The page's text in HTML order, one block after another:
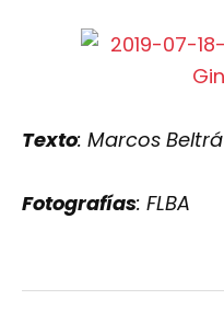
Texto: Marcos Beltrá
Fotografías: FLBA